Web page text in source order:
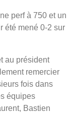
perf à 750 et un
été mené 0-2 sur
au président
remercier
fois dans
équipes
Bastien